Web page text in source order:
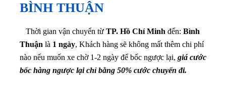
BÌNH THUẬN
Thời gian vận chuyển từ TP. Hồ Chí Minh đến: Bình
Thuận là 1 ngày, Khách hàng sẽ không mất thêm chi phí
nào nếu muốn xe chờ 1-2 ngày để bốc ngược lại, giá cước
bốc hàng ngược lại chỉ bằng 50% cước chuyến đi.